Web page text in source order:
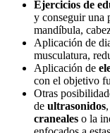
Ejercicios de
y conseguir una
mandíbula,
Aplicación de
musculatura,
Aplicación de
con el objetivo
Otras
de ultrasonidos
craneales o la